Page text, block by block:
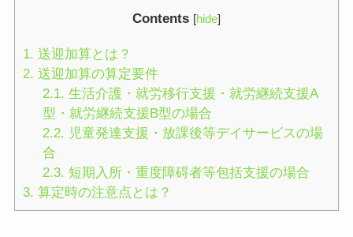
Contents [hide]
1. 送迎加算とは？
2. 送迎加算の算定要件
2.1. 生活介護・就労移行支援・就労継続支援A
型・就労継続支援B型の場合
2.2. 児童発達支援・放課後等デイサービスの場
合
2.3. 短期入所・重度障碍者等包括支援の場合
3. 算定時の注意点とは？